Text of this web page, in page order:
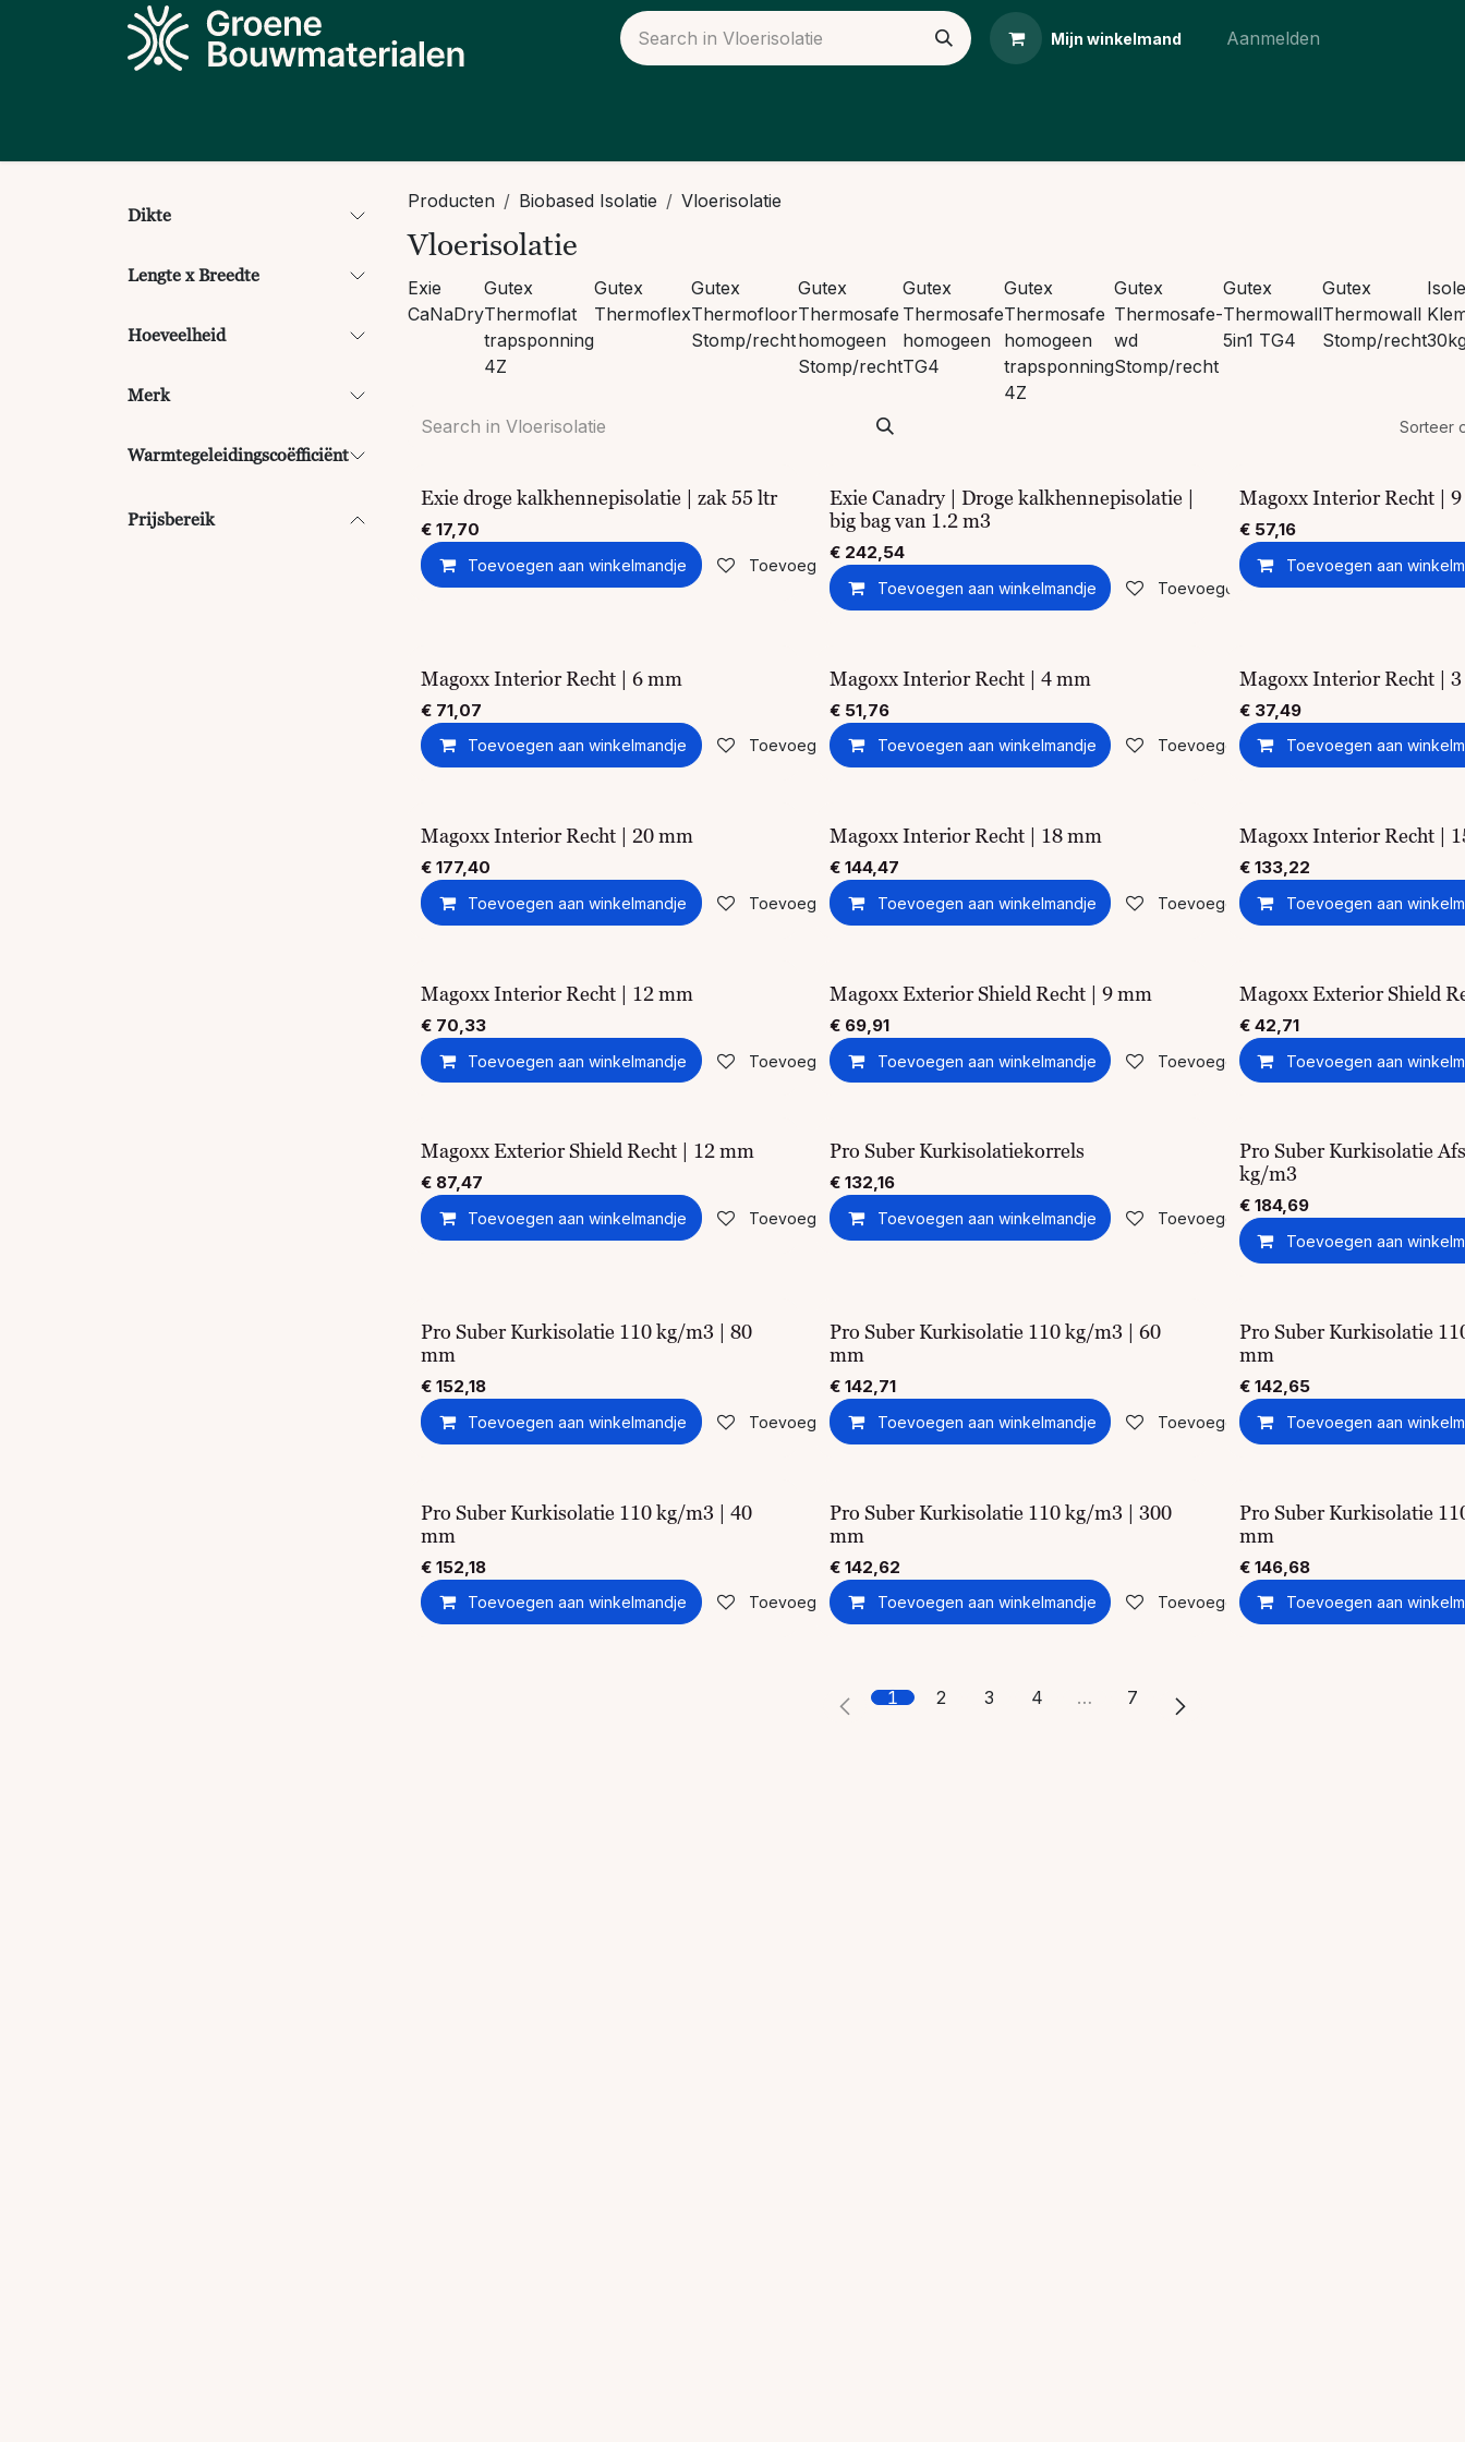
Overslaan naar inhoud
Mijn winkelmand Aanmelden
Dikte
Lengte x Breedte
Hoeveelheid
Merk
Warmtegeleidingscoëfficiënt
Prijsbereik
Producten Biobased Isolatie Vloerisolatie
Vloerisolatie
Exie
CaNaDry
Gutex
Thermoflat
trapsponning
4Z
Gutex
Thermoflex
Gutex
Thermofloor
Stomp/recht
Gutex
Thermosafe
homogeen
Stomp/recht
Gutex
Thermosafe
homogeen
TG4
Gutex
Thermosafe
homogeen
trapsponning
4Z
Gutex
Thermosafe-
wd
Stomp/recht
Gutex
Thermowall
5in1 TG4
Gutex
Thermowall
Stomp/recht
Sorteer
Exie droge kalkhennepisolatie | zak 55 ltr
€ 17,70
Toevoegen aan winkelmandje Toevoegen aan verlanglijst
Exie Canadry | Droge kalkhennepisolatie |
big bag van 1.2 m3
€ 242,54
Toevoegen aan winkelmandje Toevoegen aan verlanglijst
Magoxx Interior Recht |
€ 57,16
Toevoegen aan
Magoxx Interior Recht | 6 mm
€ 71,07
Toevoegen aan winkelmandje Toevoegen aan verlanglijst
Magoxx Interior Recht | 4 mm
€ 51,76
Toevoegen aan winkelmandje Toevoegen aan verlanglijst
Magoxx Interior Recht |
€ 37,49
Toevoegen aan
Magoxx Interior Recht | 20 mm
€ 177,40
Toevoegen aan winkelmandje Toevoegen aan verlanglijst
Magoxx Interior Recht | 18 mm
€144,47
Toevoegen aan winkelmandje Toevoegen aan verlanglijst
Magoxx Interior Recht |
€ 133,22
Toevoegen aan
Magoxx Interior Recht | 12 mm
€ 70,33
Toevoegen aan winkelmandje Toevoegen aan verlanglijst
Magoxx Exterior Shield Recht | 9 mm
€ 69,91
Toevoegen aan winkelmandje Toevoegen aan verlanglijst
Magoxx Exterior Shield
€ 42,71
Toevoegen aan
Magoxx Exterior Shield Recht | 12 mm
€ 87,47
Toevoegen aan winkelmandje Toevoegen aan verlanglijst
Pro Suber Kurkisolatiekorrels
€132,16
Toevoegen aan winkelmandje Toevoegen aan verlanglijst
Pro Suber Kurkisolatie
kg/m3
€ 184,69
Toevoegen aan
Pro Suber Kurkisolatie 110 kg/m3 | 80
mm
€ 152,18
Toevoegen aan winkelmandje Toevoegen aan verlanglijst
Pro Suber Kurkisolatie 110 kg/m3 | 60
mm
€142,71
Toevoegen aan winkelmandje Toevoegen aan verlanglijst
Pro Suber Kurkisolatie
mm
€ 142,65
Toevoegen aan
Pro Suber Kurkisolatie 110 kg/m3 | 40
mm
€ 152,18
Toevoegen aan winkelmandje Toevoegen aan verlanglijst
Pro Suber Kurkisolatie 110 kg/m3 | 300
mm
€142,62
Toevoegen aan winkelmandje Toevoegen aan verlanglijst
Pro Suber Kurkisolatie
mm
€ 146,68
Toevoegen aan
1 2 3 4 … 7